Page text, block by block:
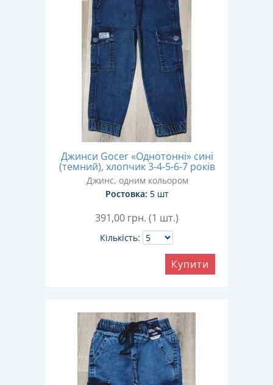
Джинси Gocer «Однотонні» сині
(темний), хлопчик 3-4-5-6-7 років
Джинс, одним кольором
Ростовка: 5 шт
391,00 грн. (1 шт.)
Кількість:
Купити